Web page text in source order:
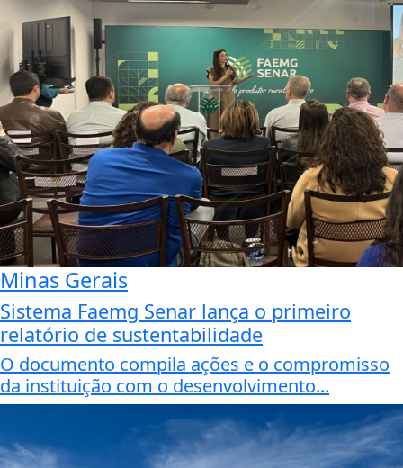
Minas Gerais
Sistema Faemg Senar lança o primeiro
relatório de sustentabilidade
O documento compila ações e o compromisso
da instituição com o desenvolvimento...